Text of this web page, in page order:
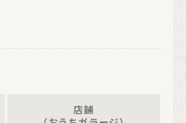
店舗